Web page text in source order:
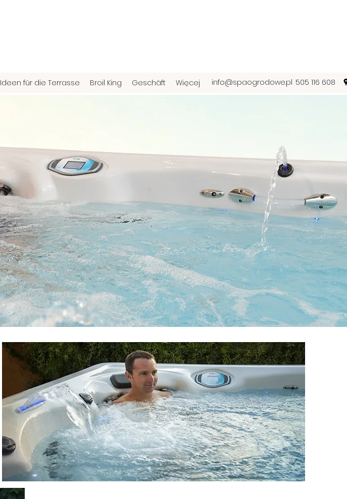
Ideen für die Terrasse Broil King Geschäft Więcej info@spaogrodowe.pl 505 116 608